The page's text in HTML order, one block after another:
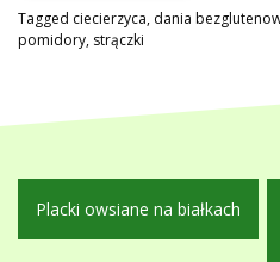
Tagged ciecierzyca, dania
pomidory, strączki
Nawigacja
wpisu
Placki owsiane na białkach